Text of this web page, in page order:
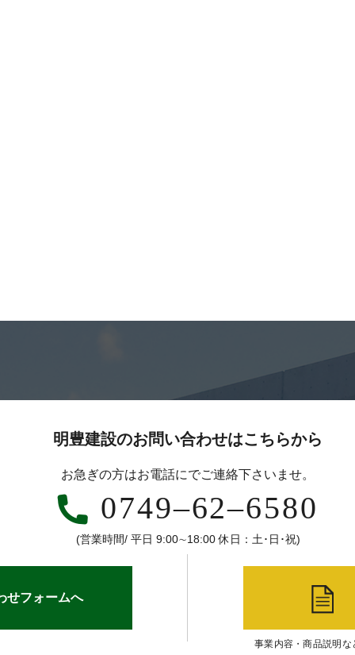
明豊建設のお問い合わせはこちらから
お急ぎの方はお電話にでご連絡下さいませ。
0749‒62‒6580
(営業時間/ 平日 9:00∼18:00 休日：土･日･祝)
せフォームへ
事業内容・商品説明な